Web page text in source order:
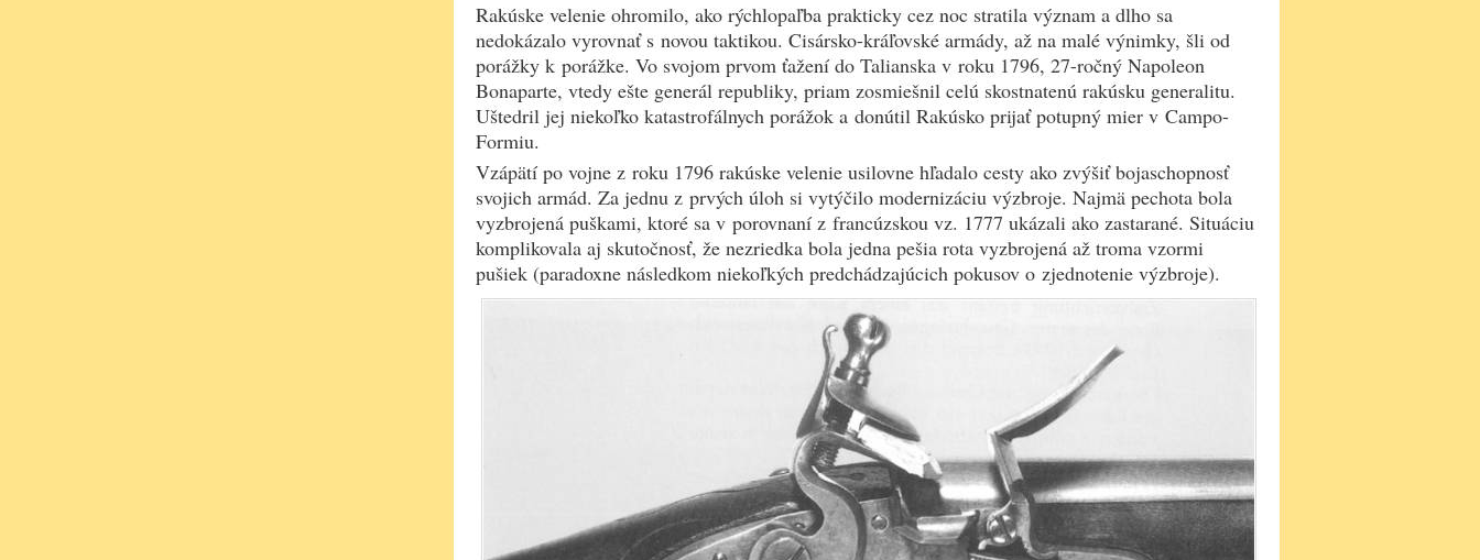
Rakúske velenie ohromilo, ako rýchlopaľba prakticky cez noc stratila význam a dlho sa
nedokázalo vyrovnať s novou taktikou. Cisársko-kráľovské armády, až na malé výnimky, šli od
porážky k porážke. Vo svojom prvom ťažení do Talianska v roku 1796, 27-ročný Napoleon
Bonaparte, vtedy ešte generál republiky, priam zosmiešnil celú skostnatenú rakúsku generalitu.
Uštedril jej niekoľko katastrofálnych porážok a donútil Rakúsko prijať potupný mier v Campo-
Formiu.
Vzápätí po vojne z roku 1796 rakúske velenie usilovne hľadalo cesty ako zvýšiť bojaschopnosť
svojich armád. Za jednu z prvých úloh si vytýčilo modernizáciu výzbroje. Najmä pechota bola
vyzbrojená puškami, ktoré sa v porovnaní z francúzskou vz. 1777 ukázali ako zastarané. Situáciu
komplikovala aj skutočnosť, že nezriedka bola jedna pešia rota vyzbrojená až troma vzormi
pušiek (paradoxne následkom niekoľkých predchádzajúcich pokusov o zjednotenie výzbroje).